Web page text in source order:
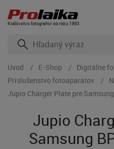
Kráľovstvo fotografov od roku 1993
Úvod E-Shop
Digitálne
Príslušenstvo fotoaparátov
Jupio Charger Plate pre
Jupio
Samsung